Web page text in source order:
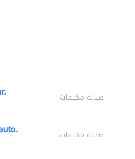
صيانة مكيفات
صيانة مكيفات